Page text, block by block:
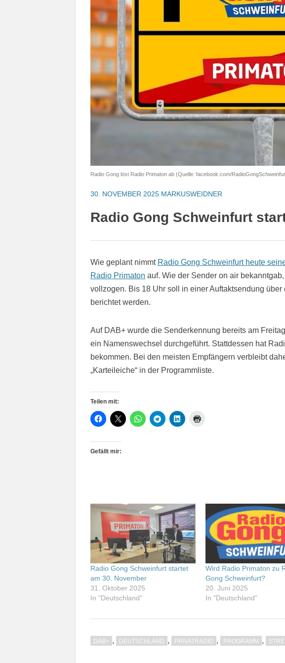
Radio Gong löst Radio Primaton ab (Quelle: facebook.com/
30. NOVEMBER 2025 MARKUSWEIDNER
Radio Gong Schweinfurt
Wie geplant nimmt Radio Gong Schweinfurt heute
Radio Primaton auf. Wie der Sender on air
vollzogen. Bis 18 Uhr soll in einer Auftaktsendung
berichtet werden.
Auf DAB+ wurde die Senderkennung bereits am
ein Namenswechsel durchgeführt. Stattdessen hat
bekommen. Bei den meisten Empfängern verbleibt
„Karteileiche“ in der Programmliste.
Teilen mit:
Gefällt mir:
Radio Gong Schweinfurt startet
am 30. November
31. Oktober 2025
In "Deutschland"
Wird Radio Primaton zu
Gong Schweinfurt?
20. Juni 2025
In "Deutschland"
DAB+ , DEUTSCHLAND , PRIVATRADIO , PROGRAMM ,